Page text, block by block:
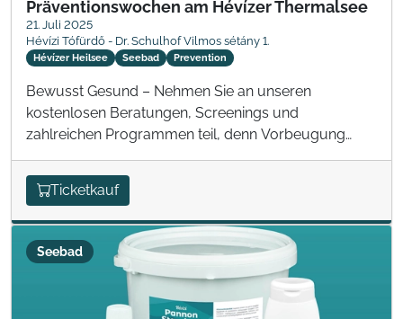
Präventionswochen am Hévízer Thermalsee
21. Juli 2025
Hévízi Tófürdő - Dr. Schulhof Vilmos sétány 1.
Hévízer Heilsee Seebad Prevention
Bewusst Gesund – Nehmen Sie an unseren
kostenlosen Beratungen, Screenings und
zahlreichen Programmen teil, denn Vorbeugung
kann man nie früh genug beginnen!
Ticketkauf
Seebad